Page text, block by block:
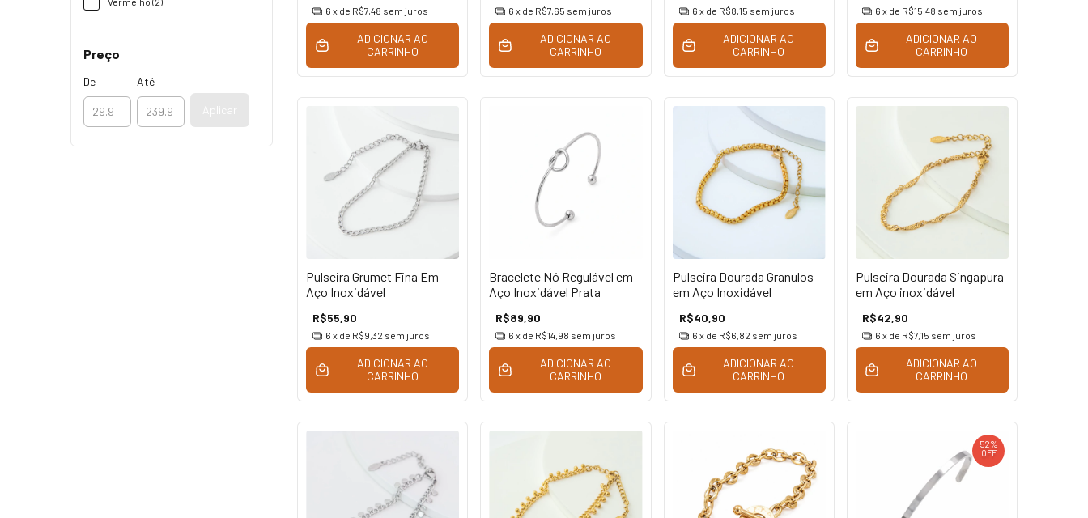
Preço
De Até
Aplicar
6 x de R$7,48 sem juros
ADICIONAR AO
CARRINHO
6 x de R$7,65 sem juros
ADICIONAR AO
CARRINHO
6 x de R$8,15 sem juros
ADICIONAR AO
CARRINHO
6 x de R$15,48 sem juros
ADICIONAR AO
CARRINHO
Pulseira Grumet Fina Em
Aço Inoxidável
R$55,90
6 x de R$9,32 sem juros
ADICIONAR AO
CARRINHO
Bracelete Nó Regulável em
Aço Inoxidável Prata
R$89,90
6 x de R$14,98 sem juros
ADICIONAR AO
CARRINHO
Pulseira Dourada Granulos
em Aço Inoxidável
R$40,90
6 x de R$6,82 sem juros
ADICIONAR AO
CARRINHO
Pulseira Dourada Singapura
em Aço inoxidável
R$42,90
6 x de R$7,15 sem juros
ADICIONAR AO
CARRINHO
52%
OFF